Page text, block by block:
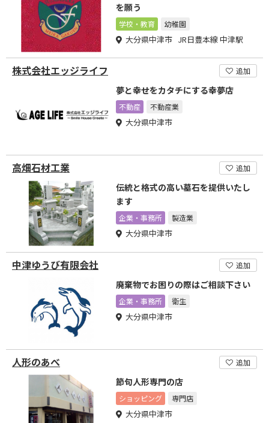
を願う
学校・教育 幼稚園
大分県中津市 JR日豊本線 中津駅
株式会社エッジライフ 追加
夢と幸せをカタチにする幸夢店
不動産 不動産業
大分県中津市
高畑石材工業 追加
伝統と格式の高い墓石を提供いたし
ます
企業・事務所 製造業
大分県中津市
中津ゆうび有限会社 追加
廃棄物でお困りの際はご相談下さい
企業・事務所 衛生
大分県中津市
人形のあべ 追加
節句人形専門の店
ショッピング 専門店
大分県中津市